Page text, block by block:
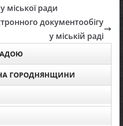
міської ради
документообігу
у міській раді
ГОРОДНЯНЩИНИ